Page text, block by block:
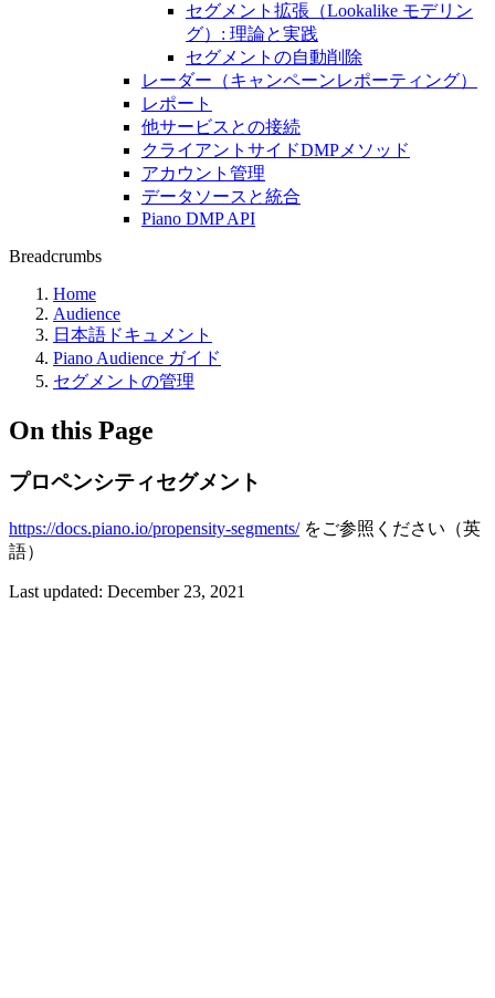
セグメント拡張（Lookalike モデリン
グ）: 理論と実践
セグメントの自動削除
レーダー（キャンペーンレポーティング）
レポート
他サービスとの接続
クライアントサイドDMPメソッド
アカウント管理
データソースと統合
Piano DMP API
Breadcrumbs
Home
Audience
日本語ドキュメント
Piano Audience ガイド
セグメントの管理
On this Page
プロペンシティセグメント
https://docs.piano.io/propensity-segments/をご参照ください（英
語）
Last updated: December 23, 2021